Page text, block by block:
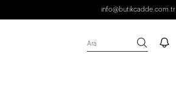
info@butikcadde.com.tr
Ara